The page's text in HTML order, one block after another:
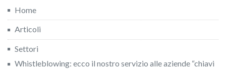
Home
Articoli
Settori
Whistleblowing: ecco il nostro servizio alle aziende “chiavi